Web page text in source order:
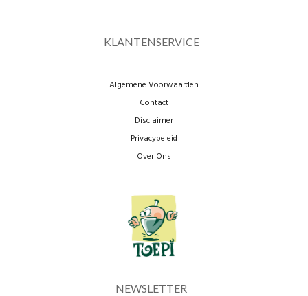
KLANTENSERVICE
Algemene Voorwaarden
Contact
Disclaimer
Privacybeleid
Over Ons
NEWSLETTER